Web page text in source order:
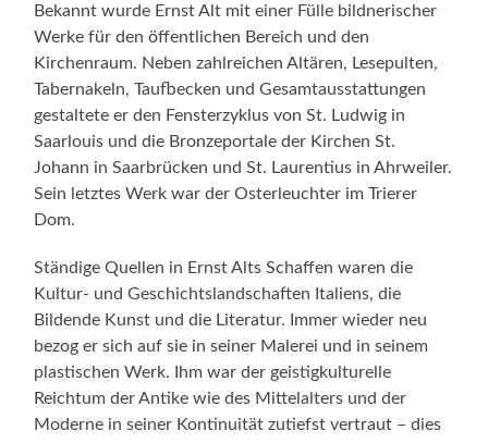
Bekannt wurde Ernst Alt mit einer Fülle bildnerischer
Werke für den öffentlichen Bereich und den
Kirchenraum. Neben zahlreichen Altären, Lesepulten,
Tabernakeln, Taufbecken und Gesamtausstattungen
gestaltete er den Fensterzyklus von St. Ludwig in
Saarlouis und die Bronzeportale der Kirchen St.
Johann in Saarbrücken und St. Laurentius in Ahrweiler.
Sein letztes Werk war der Osterleuchter im Trierer
Dom.
Ständige Quellen in Ernst Alts Schaffen waren die
Kultur- und Geschichtslandschaften Italiens, die
Bildende Kunst und die Literatur. Immer wieder neu
bezog er sich auf sie in seiner Malerei und in seinem
plastischen Werk. Ihm war der geistigkulturelle
Reichtum der Antike wie des Mittelalters und der
Moderne in seiner Kontinuität zutiefst vertraut – dies